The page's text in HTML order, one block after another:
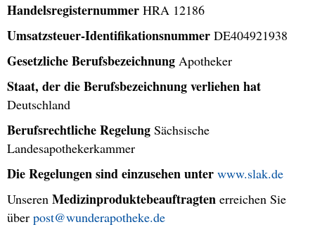
Handelsregisternummer HRA 12186
Umsatzsteuer-Identifikationsnummer DE404921938
Gesetzliche Berufsbezeichnung Apotheker
Staat, der die Berufsbezeichnung verliehen hat
Deutschland
Berufsrechtliche Regelung Sächsische
Landesapothekerkammer
Die Regelungen sind einzusehen unter www.slak.de
Unseren Medizinproduktebeauftragten erreichen Sie
über post@wunderapotheke.de